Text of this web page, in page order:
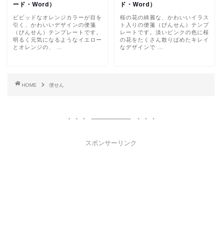
ード・Word）
ビビッドなオレンジカラーが目を
引く、かわいいデザインの便箋
（びんせん）テンプレートです。
明るく元気になるようなイエロー
とオレンジの、 …
ド・Word）
桜の花の綺麗な、かわいいイラス
ト入りの便箋（びんせん）テンプ
レートです。淡いピンクの色に桜
の花をたくさん散りばめたキレイ
なデザインで …
HOME 便せん
スポンサーリンク